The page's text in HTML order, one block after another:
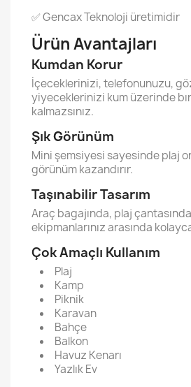
✅ Gencax Teknoloji üretimidir
Ürün Avantajları
Kumdan Korur
İçeceklerinizi, telefonunuzu,
yiyeceklerinizi kum üzerinde
kalmazsınız.
Şık Görünüm
Mini şemsiyesi sayesinde plaj
görünüm kazandırır.
Taşınabilir Tasarım
Araç bagajında, plaj
ekipmanlarınız arasında
Çok Amaçlı Kullanım
Plaj
Kamp
Piknik
Karavan
Bahçe
Balkon
Havuz Kenarı
Yazlık Ev